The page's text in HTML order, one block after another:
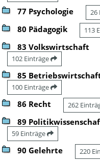
77 Psychologie 26
80 Pädagogik 113
83 Volkswirtschaft
102 Einträge
85
100 Einträge
86 Recht 262
89
59 Einträge
90 Gelehrte 220